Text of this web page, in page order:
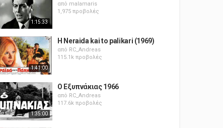
1:15:33
από malamaris
1,975 προβολές
1:41:00
H Neraida kai to palikari (1969)
από RC_Andreas
115.1k προβολές
1:35:00
Ο Εξυπνάκιας 1966
από RC_Andreas
117.6k προβολές